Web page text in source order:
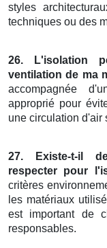
styles
techniques ou des
26. L'isolation
ventilation de ma
accompagnée
approprié pour
une circulation d'air
27. Existe-t-il
respecter pour
critères
les matériaux
est important de
responsables.